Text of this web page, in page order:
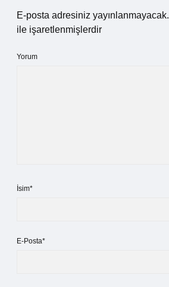
E-posta adresiniz yayınlanmayacak.
ile işaretlenmişlerdir
Yorum
İsim*
E-Posta*